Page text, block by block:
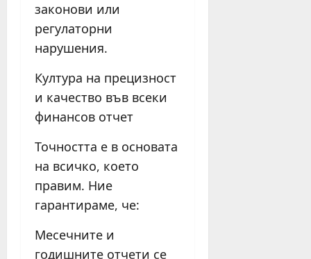
законови или
регулаторни
нарушения.
Култура на прецизност
и качество във всеки
финансов отчет
Точността е в основата
на всичко, което
правим. Ние
гарантираме, че:
Месечните и
годишните отчети се